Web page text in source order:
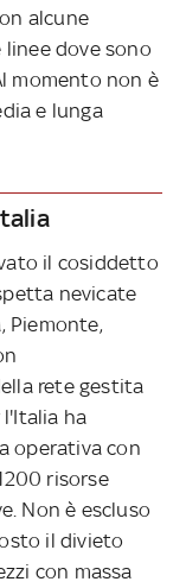
alcune
dove sono
momento non è
e lunga
il cosiddetto
nevicate
Piemonte,
rete gestita
l'Italia ha
operativa con
risorse
Non è escluso
il divieto
con massa